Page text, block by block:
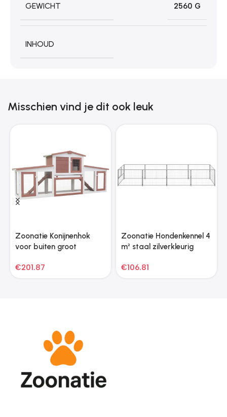
GEWICHT 2560 G
INHOUD
Misschien vind je dit ook leuk
Zoonatie Konijnenhok
voor buiten groot
en wit
€201.87
Zoonatie Hondenkennel 4
m² staal zilverkleurig
€106.81